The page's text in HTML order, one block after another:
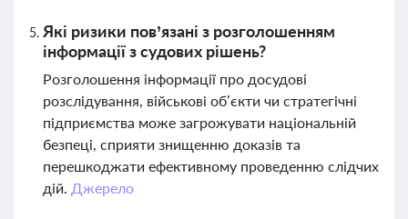
Які ризики пов’язані з розголошенням
інформації з судових рішень?
Розголошення інформації про досудові
розслідування, військові об’єкти чи стратегічні
підприємства може загрожувати національній
безпеці, сприяти знищенню доказів та
перешкоджати ефективному проведенню слідчих
дій. Джерело